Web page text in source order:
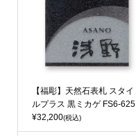
【福彫】天然石表札 スタイ
ルプラス 黒ミカゲ FS6-625
¥32,200(税込)